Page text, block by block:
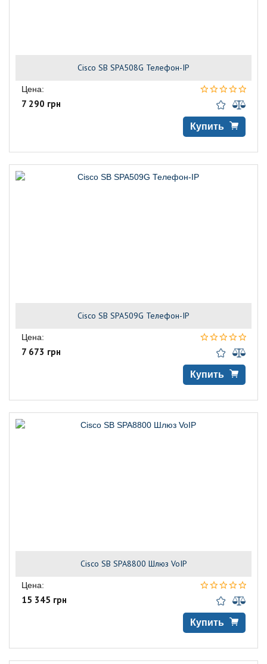
Cisco SB SPA508G Телефон-IP
Цена:
7 290 грн
Купить
Cisco SB SPA509G Телефон-IP
Цена:
7 673 грн
Купить
Cisco SB SPA8800 Шлюз VoIP
Цена:
15 345 грн
Купить